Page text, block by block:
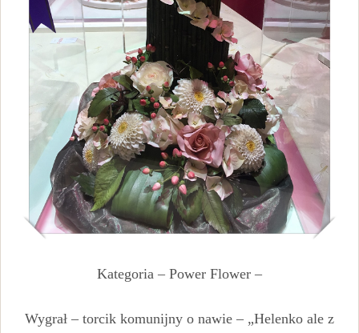
Kategoria – Power Flower –
Wygrał – torcik komunijny o nawie – „Helenko ale z